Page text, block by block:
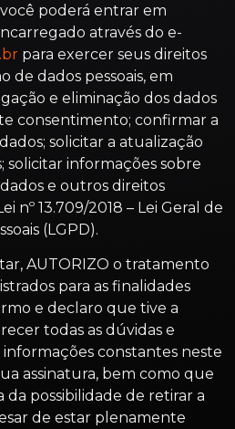
poderá entrar em
através do e-
para exercer seus direitos
de dados pessoais, em
e eliminação dos dados
consentimento; confirmar a
solicitar a atualização
solicitar informações sobre
e outros direitos
nº 13.709/2018 – Lei Geral de
(LGPD).
AUTORIZO o tratamento
para as finalidades
e declaro que tive a
todas as dúvidas e
constantes neste
assinatura, bem como que
possibilidade de retirar a
de estar plenamente